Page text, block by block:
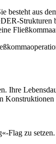
besteht aus
Ihre
Flag zu setzen.